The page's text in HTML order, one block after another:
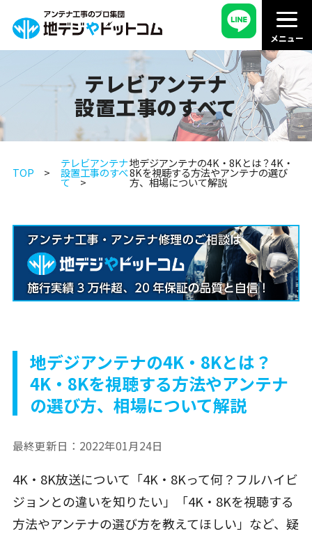
テレビアンテナ
設置工事のすべて
TOP
テレビアンテナ
設置工事のすべ
て
地デジアンテナの4K・8Kとは？4K・
8Kを視聴する方法やアンテナの選び
方、相場について解説
地デジアンテナの4K・8Kとは？
4K・8Kを視聴する方法やアンテナ
の選び方、相場について解説
最終更新日： 2022年01月24日
4K・8K放送について「4K・8Kって何？フルハイビ
ジョンとの違いを知りたい」「4K・8Kを視聴する
方法やアンテナの選び方を教えてほしい」など、疑